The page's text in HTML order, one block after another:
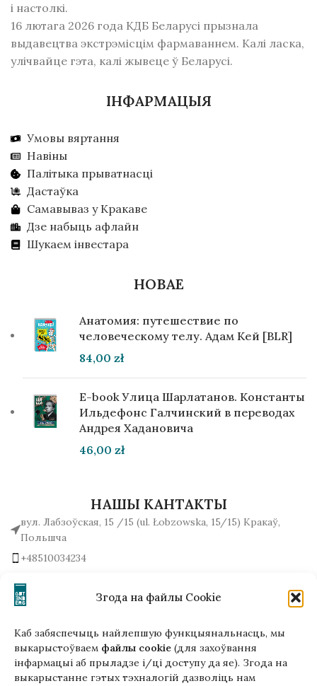
Згода на файлы Cookie
Каб забяспечыць найлепшую функцыянальнасць, мы
выкарыстоўваем файлы cookie (для захоўвання
інфармацыі аб прыладзе і/ці доступу да яе). Згода на
выкарыстанне гэтых тэхналогій дазволіць нам
Гэтая версія сайта створана
ў рамках праекта ArtPower
і настолкі.
16 лютага 2026 года КДБ Беларусі прызнала
выдавецтва экстрэмісцім фармаваннем. Калі ласка,
улічвайце гэта, калі жывеце ў Беларусі.
ІНФАРМАЦЫЯ
Умовы вяртання
Навіны
Палітыка прыватнасці
Дастаўка
Самавываз у Кракаве
Дзе набыць афлайн
Шукаем інвестара
НОВАЕ
Анатомия: путешествие по
человеческому телу. Адам Кей [BLR]
84,00 zł
E-book Улица Шарлатанов. Константы
Ильдефонс Галчинский в переводах
Андрея Хадановича
46,00 zł
НАШЫ КАНТАКТЫ
вул. Лабзоўская, 15 /15 (ul. Łobzowska, 15/15) Кракаў,
Польшча
+48510034234
Напісаць нам!